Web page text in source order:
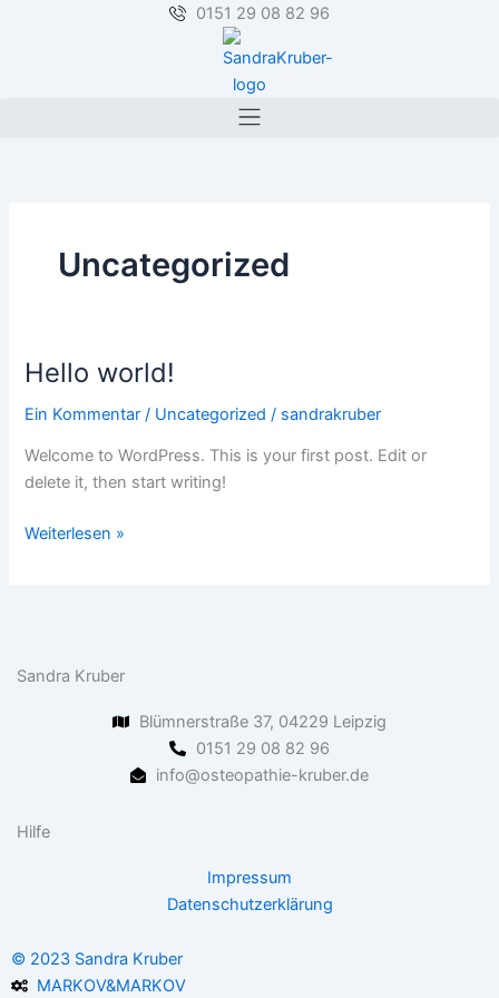
0151 29 08 82 96
Uncategorized
Hello world!
Ein Kommentar / Uncategorized / sandrakruber
Welcome to WordPress. This is your first post. Edit or
delete it, then start writing!
Hello
Weiterlesen »
Sandra Kruber
Blümnerstraße 37, 04229 Leipzig
0151 29 08 82 96
info@osteopathie-kruber.de
Hilfe
Impressum
Datenschutzerklärung
© 2023 Sandra Kruber
MARKOV&MARKOV